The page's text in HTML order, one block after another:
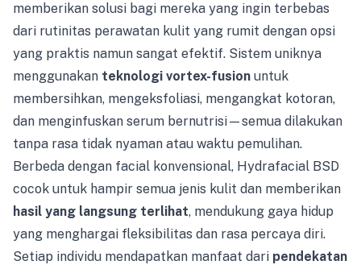
memberikan solusi bagi mereka yang ingin terbebas
dari rutinitas perawatan kulit yang rumit dengan opsi
yang praktis namun sangat efektif. Sistem uniknya
menggunakan teknologi vortex-fusion untuk
membersihkan, mengeksfoliasi, mengangkat kotoran,
dan menginfuskan serum bernutrisi—semua dilakukan
tanpa rasa tidak nyaman atau waktu pemulihan.
Berbeda dengan facial konvensional, Hydrafacial BSD
cocok untuk hampir semua jenis kulit dan memberikan
hasil yang langsung terlihat, mendukung gaya hidup
yang menghargai fleksibilitas dan rasa percaya diri.
Setiap individu mendapatkan manfaat dari pendekatan